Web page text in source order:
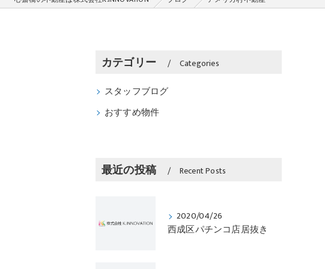
カテゴリー Categories
スタッフブログ
おすすめ物件
最近の投稿 Recent Posts
2020/04/26
西成区パチンコ店居抜き